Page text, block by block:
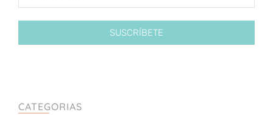
SUSCRÍBETE
CATEGORIAS